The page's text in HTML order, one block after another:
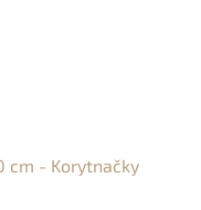
cm - Korytnačky